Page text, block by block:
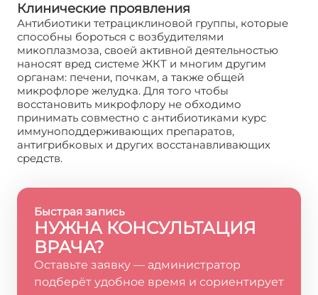
Клинические проявления
Антибиотики тетрациклиновой группы, которые
способны бороться с возбудителями
микоплазмоза, своей активной деятельностью
наносят вред системе ЖКТ и многим другим
органам: печени, почкам, а также общей
микрофлоре желудка. Для того чтобы
восстановить микрофлору не обходимо
принимать совместно с антибиотиками курс
иммуноподдерживающих препаратов,
антигрибковых и других восстанавливающих
средств.
Быстрая запись
НУЖНА КОНСУЛЬТАЦИЯ
ВРАЧА?
Оставьте заявку — администратор
подберёт удобное время и сориентирует